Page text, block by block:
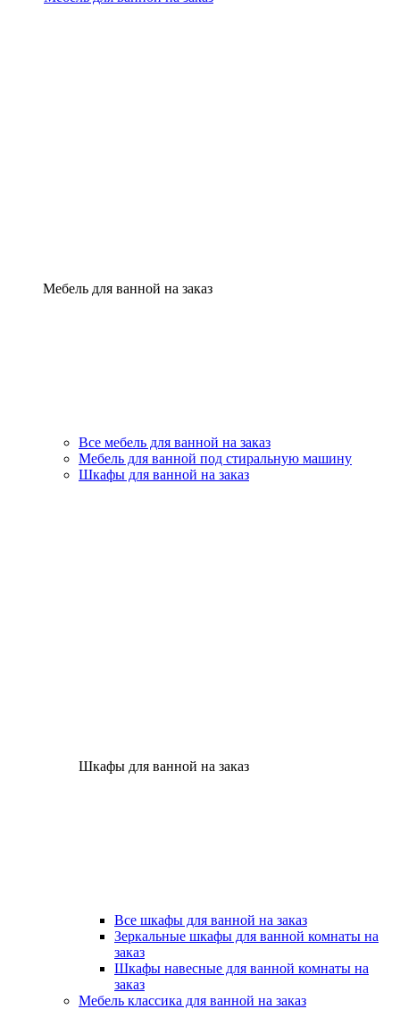
Мебель для ванной на заказ
Все мебель для ванной на заказ
Мебель для ванной под стиральную машину
Шкафы для ванной на заказ
Шкафы для ванной на заказ
Все шкафы для ванной на заказ
Зеркальные шкафы для ванной комнаты на
заказ
Шкафы навесные для ванной комнаты на
заказ
Мебель классика для ванной на заказ